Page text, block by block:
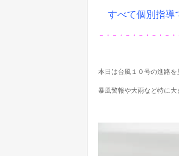
すべて個別指導
－・－・－・－・－・－
本日は台風１０号の進路を
暴風警報や大雨など特に大